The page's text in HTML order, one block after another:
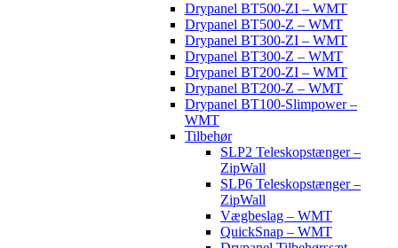
Drypanel BT500-ZI – WMT
Drypanel BT500-Z – WMT
Drypanel BT300-ZI – WMT
Drypanel BT300-Z – WMT
Drypanel BT200-ZI – WMT
Drypanel BT200-Z – WMT
Drypanel BT100-Slimpower –
WMT
Tilbehør
SLP2 Teleskopstænger –
ZipWall
SLP6 Teleskopstænger –
ZipWall
Vægbeslag – WMT
QuickSnap – WMT